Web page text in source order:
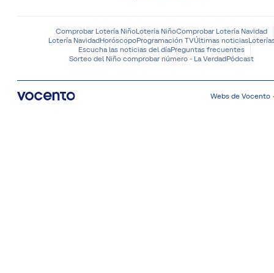
Comprobar Lotería NiñoLotería NiñoComprobar Lotería Navidad
Lotería NavidadHoróscopoProgramación TVÚltimas noticias
Escucha las noticias del díaPreguntas frecuentes
Sorteo del Niño comprobar número - La VerdadPódcast
Webs de Vocento